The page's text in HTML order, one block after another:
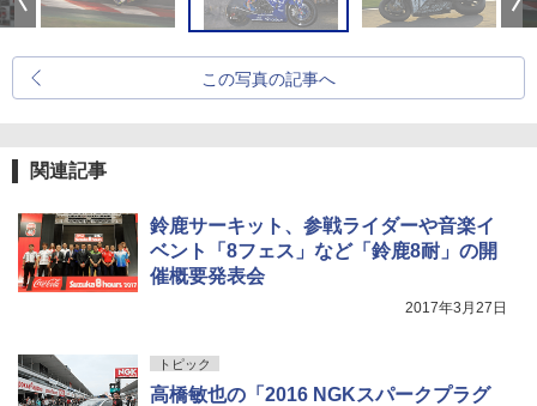
この写真の記事へ
関連記事
鈴鹿サーキット、参戦ライダーや音楽イ
ベント「8フェス」など「鈴鹿8耐」の開
催概要発表会
2017年3月27日
トピック
高橋敏也の「2016 NGKスパークプラグ